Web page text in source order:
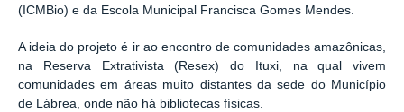
(ICMBio) e da Escola Municipal Francisca Gomes Mendes.
A ideia do projeto é ir ao encontro de comunidades amazônicas,
na Reserva Extrativista (Resex) do Ituxi, na qual vivem
comunidades em áreas muito distantes da sede do Município
de Lábrea, onde não há bibliotecas físicas.